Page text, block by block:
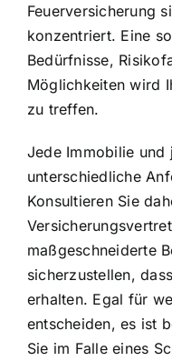
Feuerversicherung
konzentriert. Eine
Bedürfnisse,
Möglichkeiten wird
zu treffen.
Jede Immobilie und
unterschiedliche
Konsultieren Sie
maßgeschneiderte
sicherzustellen,
erhalten. Egal für
entscheiden, es ist
Sie im Falle eines